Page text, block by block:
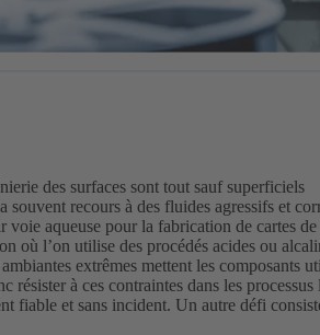
des surfaces sont tout sauf superficiels
souvent recours à des fluides agressifs et
voie aqueuse pour la fabrication de cartes
où l’on utilise des procédés acides ou
extrêmes mettent les composants
résister à ces contraintes dans les
fiable et sans incident. Un autre défi